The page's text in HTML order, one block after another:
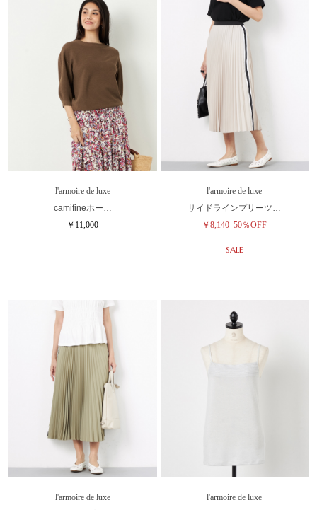
l'armoire de luxe
camifineホー…
￥11,000
l'armoire de luxe
サイドラインプリーツ…
￥8,140 50％OFF
SALE
l'armoire de luxe
l'armoire de luxe